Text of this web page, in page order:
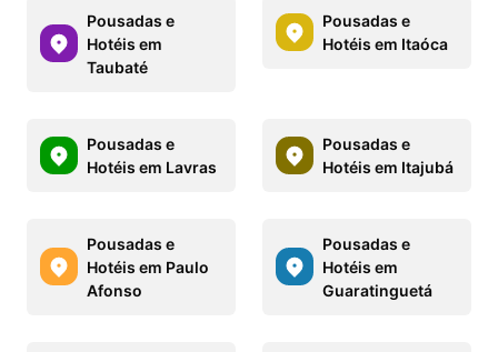
Pousadas e
Hotéis em
Taubaté
Pousadas e
Hotéis em Itaóca
Pousadas e
Hotéis em Lavras
Pousadas e
Hotéis em Itajubá
Pousadas e
Hotéis em Paulo
Afonso
Pousadas e
Hotéis em
Guaratinguetá